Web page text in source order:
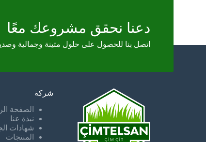
دعنا نحقق مشروعك معًا
اتصل بنا للحصول على حلول متينة وجمالية
شركة
الصفحة
نبذة عنا
شهادات
المنتجات